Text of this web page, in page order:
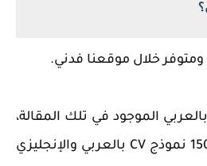
● يمكنك تحميل الـ CV بالعربي الموجود في تلك المقالة،
أو الاختيار بين أكثر من 150 نموذج CV بالعربي والإنجليزي